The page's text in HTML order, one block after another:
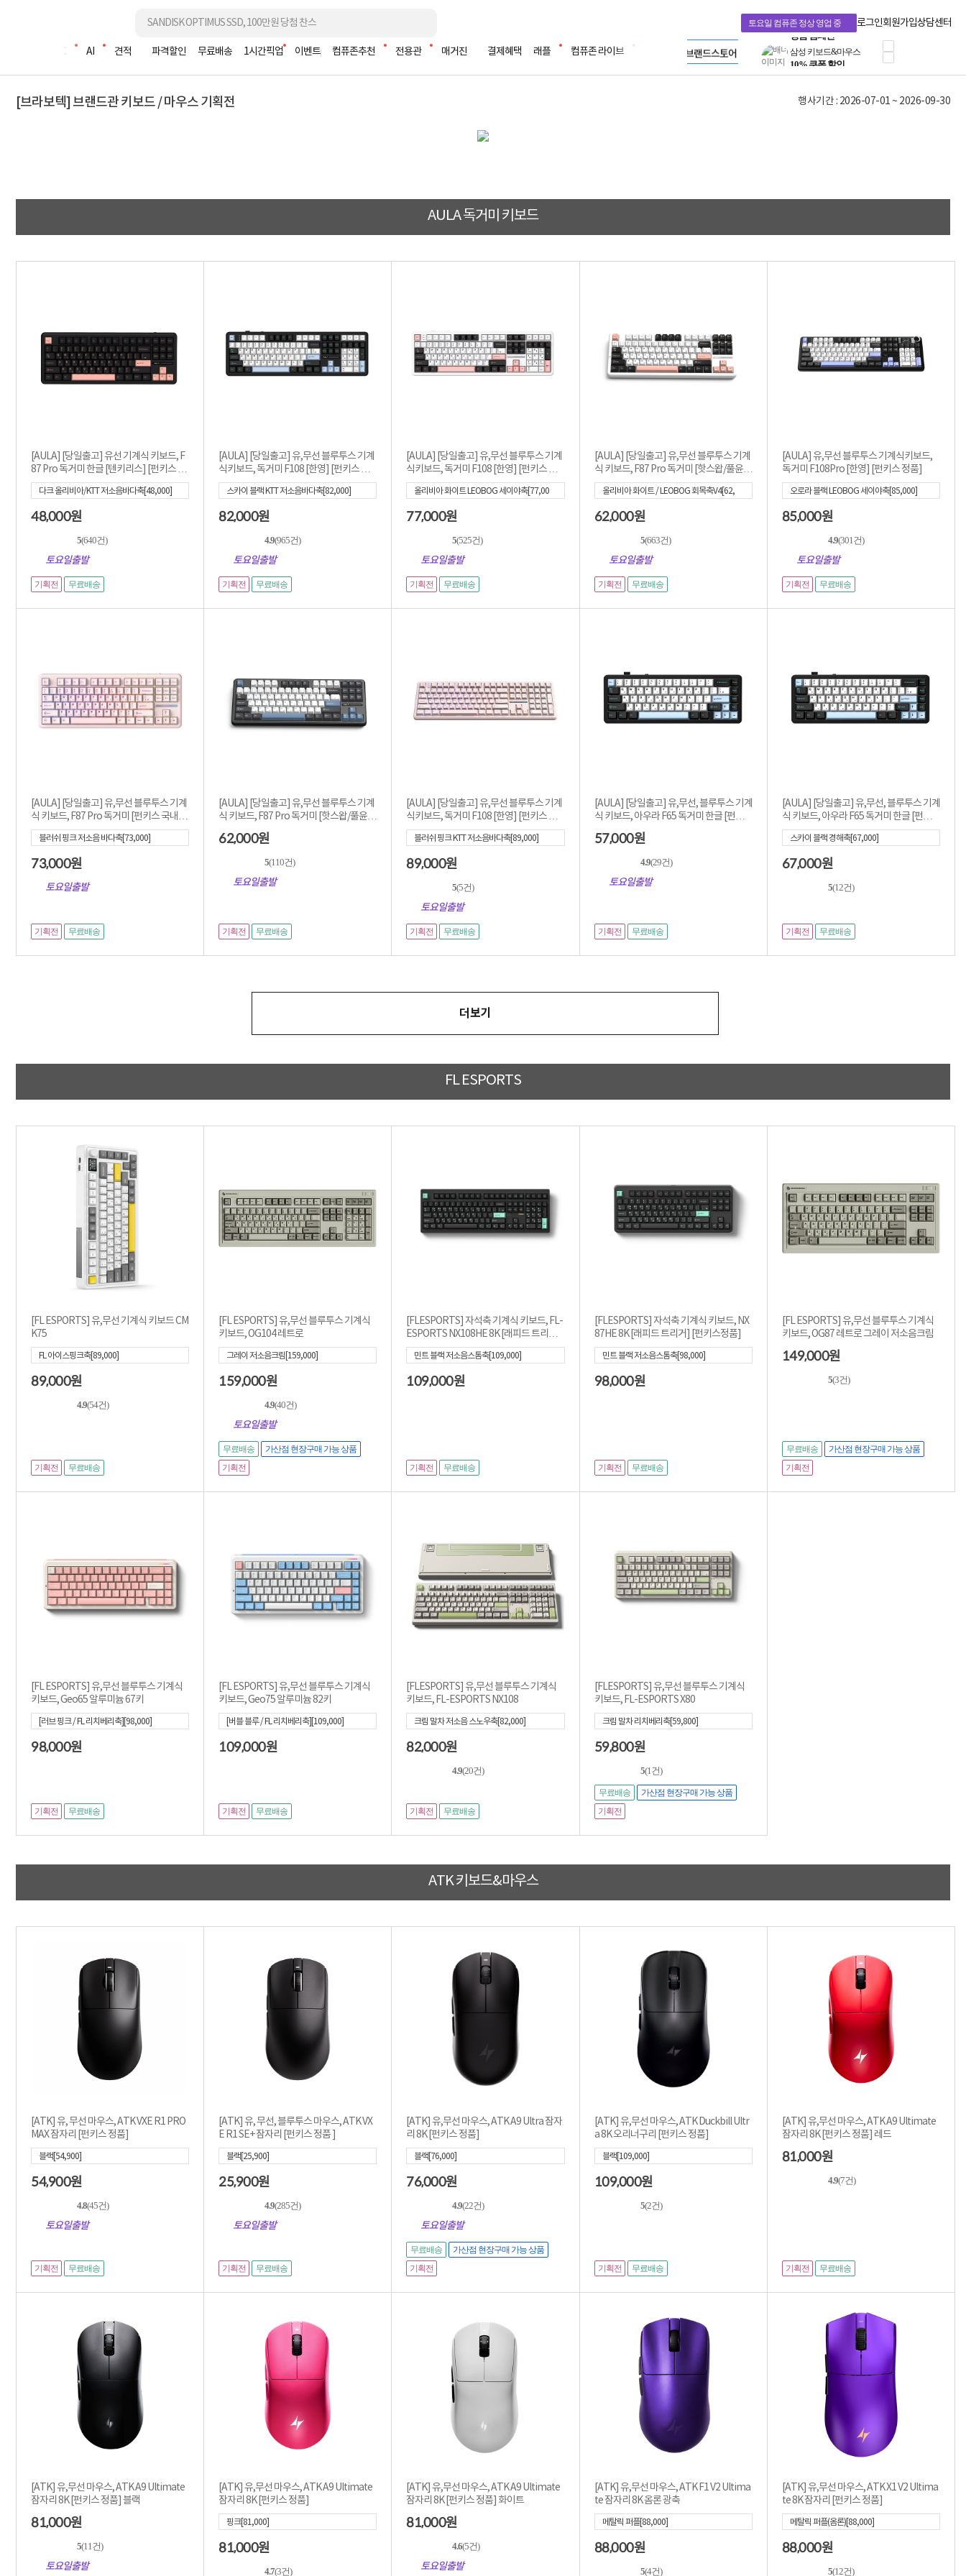
토요일 컴퓨존 정상 영업 중 로그인회원가입상담센터
조립PC AI 견적 파격할인 무료배송 1시간픽업 이벤트 컴퓨존추천 전용관 매거진 결제혜택 래플 컴퓨존 라이브
LG gram & 브랜드스토어
Microsoft 브랜드스토어
AMD 브랜드스토어
Dell 구매 찬스
프로 에센셜
HP OMEN
로지텍
삼성 키보드&마우스
20주년 한정판
HP엘리트북/프로북
시스코 스위칭허브
누적 금액 별
적립금 페이백!
HAF II 500
AI 업무환경 완성
HP 워크스테이션
HP 프로데스크 4
HP올인원 단독특가
네트워크 자재
혜택 PACK
Dell 구매 찬스
[브라보텍] 브랜드관 키보드 / 마우스 기획전 행사기간 : 2026-07-01 ~ 2026-09-30
AULA 독거미 키보드
[AULA] [당일출고] 유선 기계식 키보드, F
87 Pro 독거미 한글 [텐키리스] [펀키스 국
내 ...
다크 올리비아/KTT 저소음바다축[48,000]
48,000원
5(640건)
토요일출발
무료배송
기획전
[AULA] [당일출고] 유,무선 블루투스 기계
식키보드, 독거미 F108 [한영] [펀키스 국
내 정...
스카이 블랙 KTT 저소음바다축[82,000]
82,000원
4.9(965건)
토요일출발
무료배송
기획전
[AULA] [당일출고] 유,무선 블루투스 기계
식키보드, 독거미 F108 [한영] [펀키스 국
내 정...
올리비아 화이트 LEOBOG 세이야축[77,00
77,000원
5(525건)
토요일출발
무료배송
기획전
[AULA] [당일출고] 유,무선 블루투스 기계
식 키보드, F87 Pro 독거미 [핫스왑/풀윤
활/한...
올리비아 화이트 / LEOBOG 회목축V4[62,
62,000원
5(663건)
토요일출발
무료배송
기획전
[AULA] 유,무선 블루투스 기계식키보드,
독거미 F108Pro [한영] [펀키스 정품]
오로라 블랙 LEOBOG 세이야축[85,000]
85,000원
4.9(301건)
토요일출발
무료배송
기획전
[AULA] [당일출고] 유,무선 블루투스 기계
식 키보드, F87 Pro 독거미 [펀키스 국내정
품]
블러쉬 핑크 저소음 바다축[73,000]
73,000원
토요일출발
무료배송
기획전
[AULA] [당일출고] 유,무선 블루투스 기계
식 키보드, F87 Pro 독거미 [핫스왑/풀윤
62,000원
5(110건)
토요일출발
무료배송
기획전
[AULA] [당일출고] 유,무선 블루투스 기계
식키보드, 독거미 F108 [한영] [펀키스 국
내 정...
블러쉬 핑크 KTT 저소음바다축[89,000]
89,000원
5(5건)
토요일출발
무료배송
기획전
[AULA] [당일출고] 유,무선, 블루투스 기계
식 키보드, 아우라 F65 독거미 한글 [펀키스
57,000원
4.9(29건)
토요일출발
무료배송
기획전
[AULA] [당일출고] 유,무선, 블루투스 기계
식 키보드, 아우라 F65 독거미 한글 [펀키스
...
스카이 블랙 경해축[67,000]
67,000원
5(12건)
무료배송
기획전
더보기
FL ESPORTS
[FL ESPORTS] 유,무선 기계식 키보드 CM
K75
FL 아이스핑크축[89,000]
89,000원
4.9(54건)
무료배송
기획전
[FL ESPORTS] 유,무선 블루투스 기계식
키보드, OG104 레트로
그레이 저소음크림[159,000]
159,000원
4.9(40건)
토요일출발
무료배송
가산점 현장구매 가능 상품
기획전
[FLESPORTS] 자석축 기계식 키보드, FL-
ESPORTS NX108HE 8K [래피드 트리거]
[펀키스정품...
민트 블랙 저소음스톰축[109,000]
109,000원
무료배송
기획전
[FLESPORTS] 자석축 기계식 키보드, NX
87HE 8K [래피드 트리거] [펀키스정품]
민트 블랙 저소음스톰축[98,000]
98,000원
무료배송
기획전
[FL ESPORTS] 유,무선 블루투스 기계식
키보드, OG87 레트로 그레이 저소음크림
149,000원
5(3건)
무료배송
가산점 현장구매 가능 상품
기획전
[FL ESPORTS] 유,무선 블루투스 기계식
키보드, Geo65 알루미늄 67키
[러브 핑크 / FL 리치베리축][98,000]
98,000원
무료배송
기획전
[FL ESPORTS] 유,무선 블루투스 기계식
키보드, Geo75 알루미늄 82키
[버블 블루 / FL 리치베리축][109,000]
109,000원
무료배송
기획전
[FLESPORTS] 유,무선 블루투스 기계식
키보드, FL-ESPORTS NX108
크림 말차 저소음 스노우축[82,000]
82,000원
4.9(20건)
무료배송
기획전
[FLESPORTS] 유,무선 블루투스 기계식
키보드, FL-ESPORTS X80
크림 말차 리치베리축[59,800]
59,800원
5(1건)
무료배송
가산점 현장구매 가능 상품
기획전
ATK 키보드&마우스
[ATK] 유, 무선 마우스, ATK VXE R1 PRO
MAX 잠자리 [펀키스 정품]
블랙[54,900]
54,900원
4.8(45건)
토요일출발
무료배송
기획전
[ATK] 유, 무선, 블루투스 마우스, ATK VX
E R1 SE+ 잠자리 [펀키스 정품 ]
블랙[25,900]
25,900원
4.9(285건)
토요일출발
무료배송
기획전
[ATK] 유,무선 마우스, ATK A9 Ultra 잠자
리 8K [펀키스 정품]
블랙[76,000]
76,000원
4.9(22건)
토요일출발
무료배송
가산점 현장구매 가능 상품
기획전
[ATK] 유,무선 마우스, ATK Duckbill Ultr
a 8K 오리너구리 [펀키스 정품]
블랙[109,000]
109,000원
5(2건)
무료배송
기획전
[ATK] 유,무선 마우스, ATK A9 Ultimate
잠자리 8K [펀키스 정품] 레드
81,000원
4.9(7건)
무료배송
기획전
[ATK] 유,무선 마우스, ATK A9 Ultimate
잠자리 8K [펀키스 정품] 블랙
81,000원
5(11건)
토요일출발
[ATK] 유,무선 마우스, ATK A9 Ultimate
잠자리 8K [펀키스 정품]
핑크[81,000]
81,000원
4.7(3건)
[ATK] 유,무선 마우스, ATK A9 Ultimate
잠자리 8K [펀키스 정품] 화이트
81,000원
4.6(5건)
토요일출발
[ATK] 유,무선 마우스, ATK F1 V2 Ultima
te 잠자리 8K 옴론 광축
메탈릭 퍼플[88,000]
88,000원
5(4건)
[ATK] 유,무선 마우스, ATK X1 V2 Ultima
te 8K 잠자리 [펀키스 정품]
메탈릭 퍼플(옴론)[88,000]
88,000원
5(12건)